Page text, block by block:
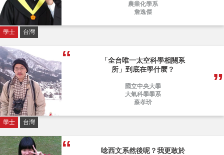
農業化學系
詹逸傑
學士 台灣
「全台唯一太空科學相關系
所」到底在學什麼？
國立中央大學
大氣科學學系
蔡孝玠
學士 台灣
唸西文系然後呢？我更敢於